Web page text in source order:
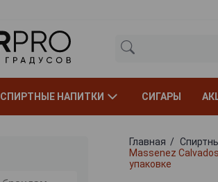
СПИРТНЫЕ НАПИТКИ СИГАРЫ
Главная
Massenez
упаковке